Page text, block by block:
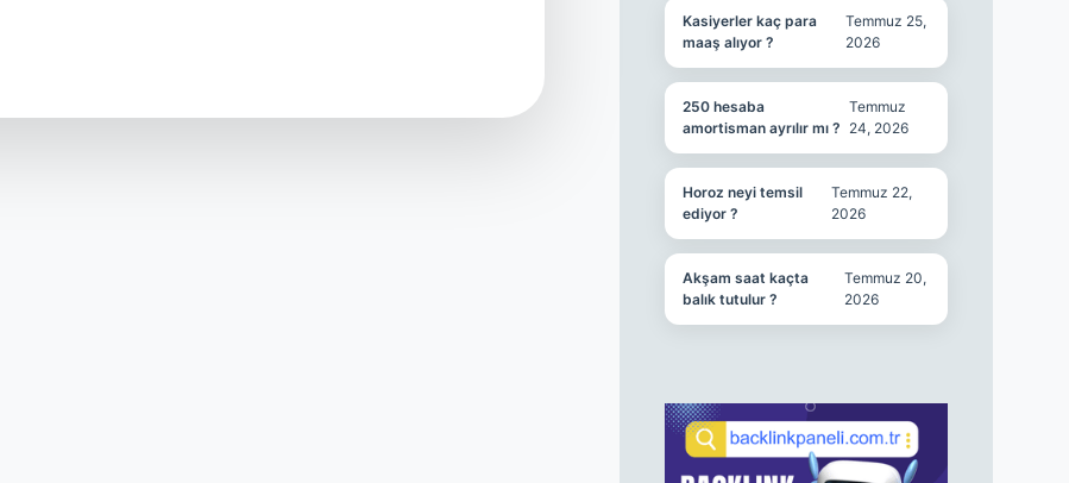
Kasiyerler kaç para
maaş alıyor ?
Temmuz 25,
2026
250 hesaba
amortisman ayrılır mı ?
Temmuz
24, 2026
Horoz neyi temsil
ediyor ?
Temmuz 22,
2026
Akşam saat kaçta
balık tutulur ?
Temmuz 20,
2026